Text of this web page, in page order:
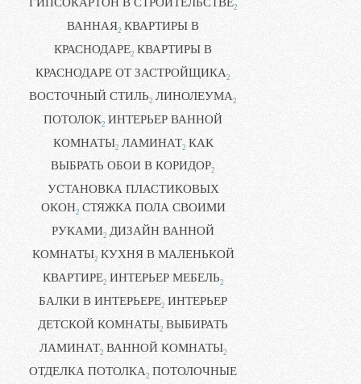
2
ВАННАЯ2 КВАРТИРЫ В
КРАСНОДАРЕ2 КВАРТИРЫ В
КРАСНОДАРЕ ОТ ЗАСТРОЙЩИКА2
ВОСТОЧНЫЙ СТИЛЬ2 ЛИНОЛЕУМА2
ПОТОЛОК2 ИНТЕРЬЕР ВАННОЙ
КОМНАТЫ2 ЛАМИНАТ2 КАК
ВЫБРАТЬ ОБОИ В КОРИДОР2
УСТАНОВКА ПЛАСТИКОВЫХ
ОКОН2 СТЯЖКА ПОЛА СВОИМИ
РУКАМИ2 ДИЗАЙН ВАННОЙ
КОМНАТЫ2 КУХНЯ В МАЛЕНЬКОЙ
КВАРТИРЕ2 ИНТЕРЬЕР МЕБЕЛЬ2
БАЛКИ В ИНТЕРЬЕРЕ2 ИНТЕРЬЕР
ДЕТСКОЙ КОМНАТЫ2 ВЫБИРАТЬ
ЛАМИНАТ2 ВАННОЙ КОМНАТЫ2
ОТДЕЛКА ПОТОЛКА2 ПОТОЛОЧНЫЕ